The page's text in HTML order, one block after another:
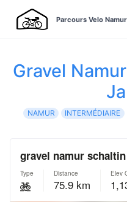
Parcours Velo Namur
Gravel
NAMUR INTERMÉDIAIRE